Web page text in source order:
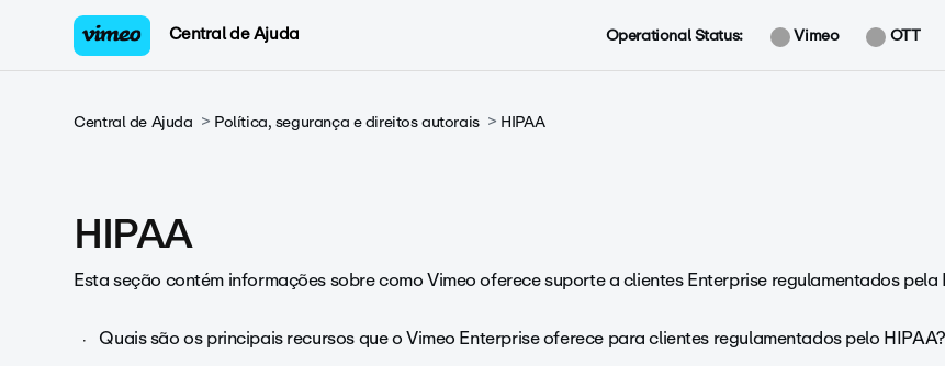
Central de Ajuda Operational Status: Vimeo OTT
Central de Ajuda Política, segurança e direitos autorais HIPAA
HIPAA
Esta seção contém informações sobre como Vimeo oferece suporte a clientes Enterprise regulamentados pela
Quais são os principais recursos que o Vimeo Enterprise oferece para clientes regulamentados pelo HIPAA?